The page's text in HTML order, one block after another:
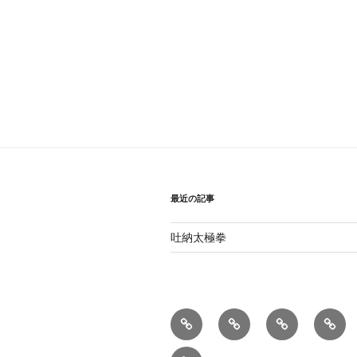
最近の記事
吐納太極拳
太
極
型
練
練
習
呼
吸